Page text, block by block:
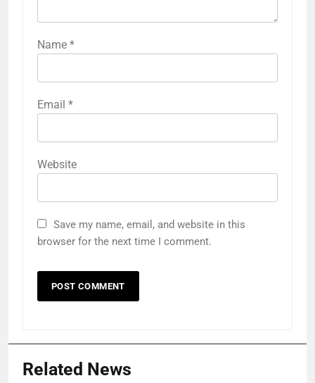
Name *
Email *
Website
Save my name, email, and website in this
browser for the next time I comment.
Related News